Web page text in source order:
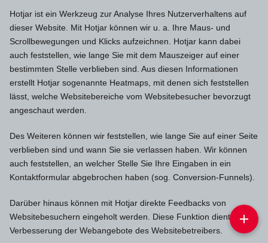
Hotjar ist ein Werkzeug zur Analyse Ihres Nutzerverhaltens auf
dieser Website. Mit Hotjar können wir u. a. Ihre Maus- und
Scrollbewegungen und Klicks aufzeichnen. Hotjar kann dabei
auch feststellen, wie lange Sie mit dem Mauszeiger auf einer
bestimmten Stelle verblieben sind. Aus diesen Informationen
erstellt Hotjar sogenannte Heatmaps, mit denen sich feststellen
lässt, welche Websitebereiche vom Websitebesucher bevorzugt
angeschaut werden.
Des Weiteren können wir feststellen, wie lange Sie auf einer Seite
verblieben sind und wann Sie sie verlassen haben. Wir können
auch feststellen, an welcher Stelle Sie Ihre Eingaben in ein
Kontaktformular abgebrochen haben (sog. Conversion-Funnels).
Darüber hinaus können mit Hotjar direkte Feedbacks von
Websitebesuchern eingeholt werden. Diese Funktion dient der
Verbesserung der Webangebote des Websitebetreibers.